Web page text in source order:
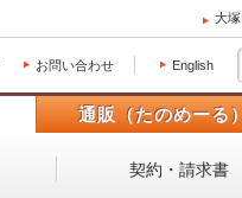
大
お問い合わせ English
通販（たのめーる）
契約・請求書